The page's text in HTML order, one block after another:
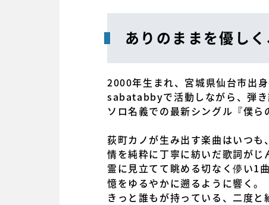
ありのままを優しく
2000年生まれ、宮城県仙台市出
sabatabbyで活動しながら、弾き
ソロ名義での最新シングル『僕
荻町カノが生み出す楽曲はいつ
情を純粋に丁寧に紡いだ歌詞が
霊に見立てて眺める切なく儚い1
憶をゆるやかに遡るように響く。
きっと誰もが持っている、二度